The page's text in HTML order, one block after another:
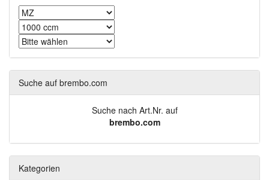
Suche auf brembo.com
Suche nach Art.Nr. auf
brembo.com
Kategorien